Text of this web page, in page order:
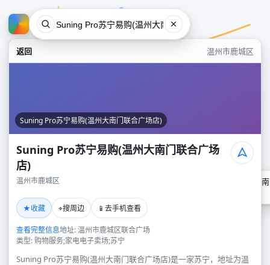
返回 温州市鹿城区
Suning Pro苏宁易购(温州大南门联合广场店)
Suning Pro苏宁易购(温州大南门联合广场
店)
温州市鹿城区
★收藏 ⌖搜周边 📱 去手机查看
查看完整信息地址: 温州市鹿城区联合广场
类型: 购物服务;家电电子卖场;苏宁
Suning Pro苏宁易购(温州大南门联合广场店)是一家苏宁，地址为温
Suning Pro苏宁易购(温州大